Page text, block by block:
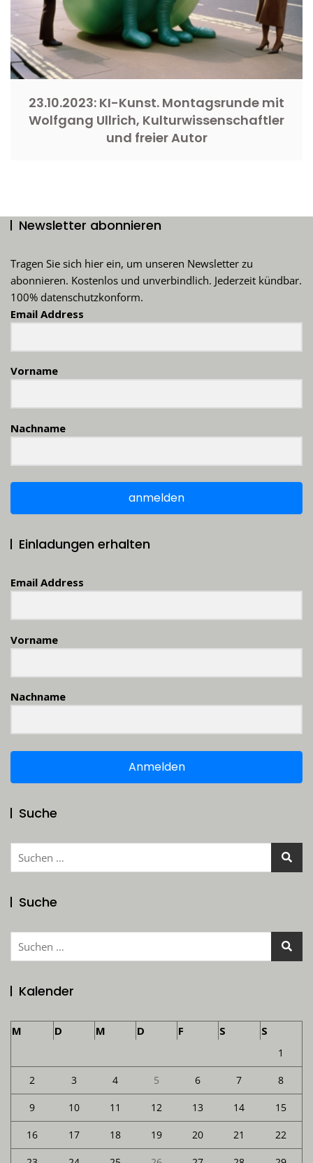
23.10.2023: KI-Kunst. Montagsrunde mit
Wolfgang Ullrich, Kulturwissenschaftler
und freier Autor
Newsletter abonnieren
Tragen Sie sich hier ein, um unseren Newsletter zu
abonnieren. Kostenlos und unverbindlich. Jederzeit kündbar.
100% datenschutzkonform.
Email Address
Vorname
Nachname
anmelden
Einladungen erhalten
Email Address
Vorname
Nachname
Anmelden
Suche
Suchen
Suche
Suchen
Kalender
M D M D F S S
1
2 3 4 5 6 7 8
9 10 11 12 13 14 15
16 17 18 19 20 21 22